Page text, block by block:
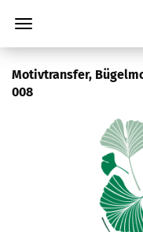
Motivtransfer,
008